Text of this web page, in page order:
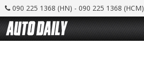
090 225 1368 (HN) - 090 225 1368 (HCM)